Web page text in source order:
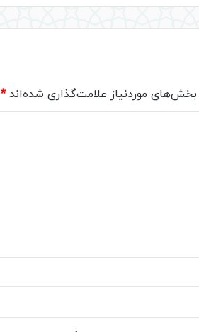
بخش‌های موردنیاز علامت‌گذاری شده‌اند*